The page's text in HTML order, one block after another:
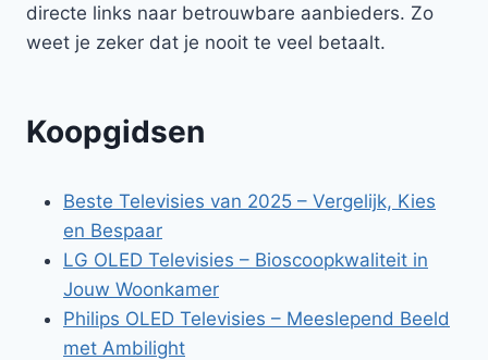
directe links naar betrouwbare aanbieders. Zo
weet je zeker dat je nooit te veel betaalt.
Koopgidsen
Beste Televisies van 2025 – Vergelijk, Kies
en Bespaar
LG OLED Televisies – Bioscoopkwaliteit in
Jouw Woonkamer
Philips OLED Televisies – Meeslepend Beeld
met Ambilight